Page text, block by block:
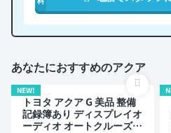
あなたにおすすめのアクア
NEW!
トヨタ アクア G 美品 整備
記録簿あり ディスプレイオ
ーディオ オートクルーズ